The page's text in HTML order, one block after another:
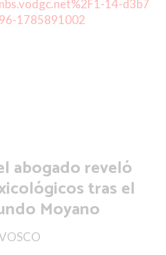
abogado reveló
tras el
Moyano